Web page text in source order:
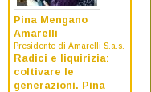
Pina Mengano
Amarelli
Presidente di Amarelli S.a.s.
Radici e liquirizia:
coltivare le
generazioni. Pina